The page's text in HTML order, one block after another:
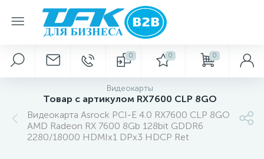
0 0 0
Видеокарты
Товар с артикулом RX7600 CLP 8GO
Видеокарта Asrock PCI-E 4.0 RX7600 CLP 8GO
AMD Radeon RX 7600 8Gb 128bit GDDR6
2280/18000 HDMIx1 DPx3 HDCP Ret